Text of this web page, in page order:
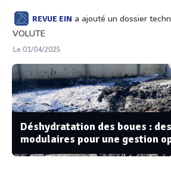
REVUE EIN a ajouté un dossier
VOLUTE
Le 01/04/2025
Déshydratation des boues :
modulaires pour une gestion